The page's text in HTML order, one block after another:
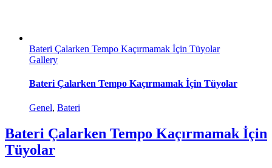
Bateri Çalarken Tempo Kaçırmamak İçin Tüyolar
Gallery
Bateri Çalarken Tempo Kaçırmamak İçin Tüyolar
Genel, Bateri
Bateri Çalarken Tempo Kaçırmamak İçin
Tüyolar